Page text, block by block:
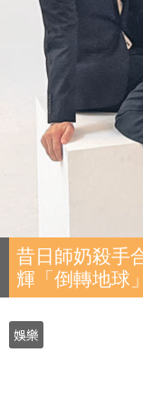
昔日師奶殺手
輝「倒轉地球」
娛樂